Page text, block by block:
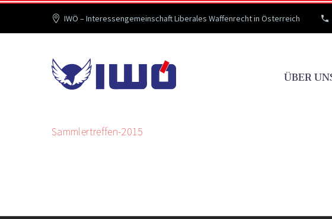
IWÖ – Interessengemeinschaft Liberales Waffenrecht in Österreich
ÜBER
Sammlertreffen-2015